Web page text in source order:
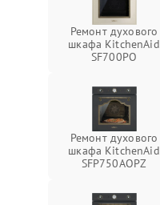
Ремонт духового
шкафа KitchenAid
SF700PO
Ремонт духового
шкафа KitchenAid
SFP750AOPZ